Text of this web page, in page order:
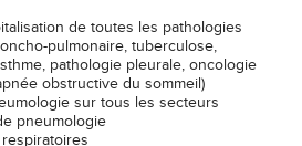
de toutes les pathologies
pulmonaire, tuberculose,
pathologie pleurale, oncologie
obstructive du sommeil)
sur tous les secteurs
pneumologie